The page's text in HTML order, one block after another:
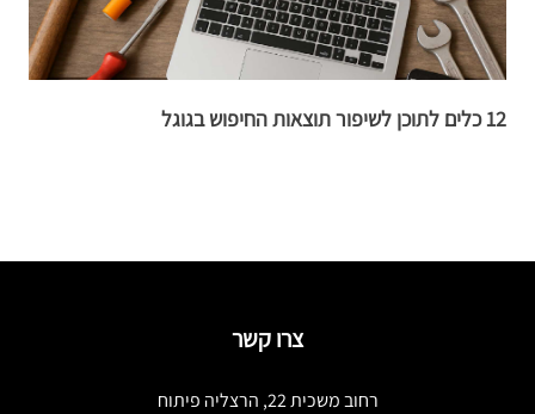
12 כלים לתוכן לשיפור תוצאות החיפוש בגוגל
צרו קשר
רחוב משכית 22, הרצליה פיתוח